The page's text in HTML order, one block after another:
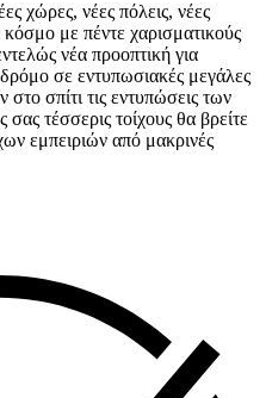
χώρες, νέες πόλεις, νέες
με πέντε χαρισματικούς
νέα προοπτική για
σε εντυπωσιακές μεγάλες
σπίτι τις εντυπώσεις των
σας τέσσερις τοίχους θα βρείτε
εμπειριών από μακρινές